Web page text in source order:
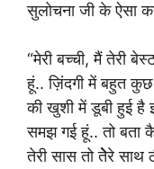
सुलोचना जी के ऐसा
“मेरी बच्ची, मैं तेरी
हूं.. ज़िंदगी में बहुत
की खुशी में डूबी हुई है
समझ गई हूं.. तो बता
तेरी सास तो तेेेेरे साथ